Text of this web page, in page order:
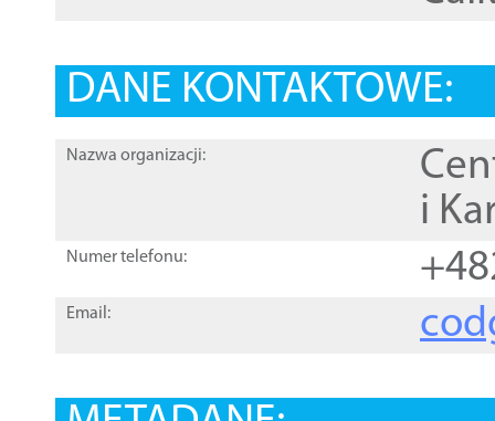
DANE KONTAKTOWE:
Nazwa organizacji:
i
Numer telefonu:
Email: